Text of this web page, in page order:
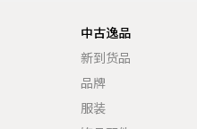
中古逸品
新到货品
品牌
服装